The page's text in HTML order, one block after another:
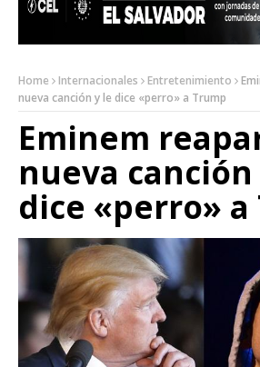
Home Internacionales Entretenimiento
nueva canción y le dice «perro» a Trump
Eminem
nueva canción
dice «perro» a